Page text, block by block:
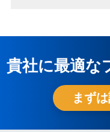
貴社に最適な
まず